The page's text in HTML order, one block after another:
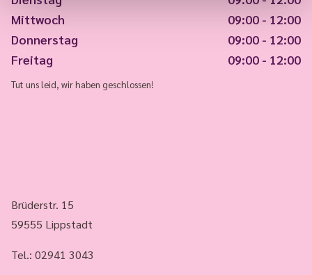
Mittwoch
09:00 - 12:00
Donnerstag
09:00 - 12:00
Freitag
09:00 - 12:00
Tut uns leid, wir haben geschlossen!
Brüderstr. 15
59555 Lippstadt
Tel.: 02941 3043